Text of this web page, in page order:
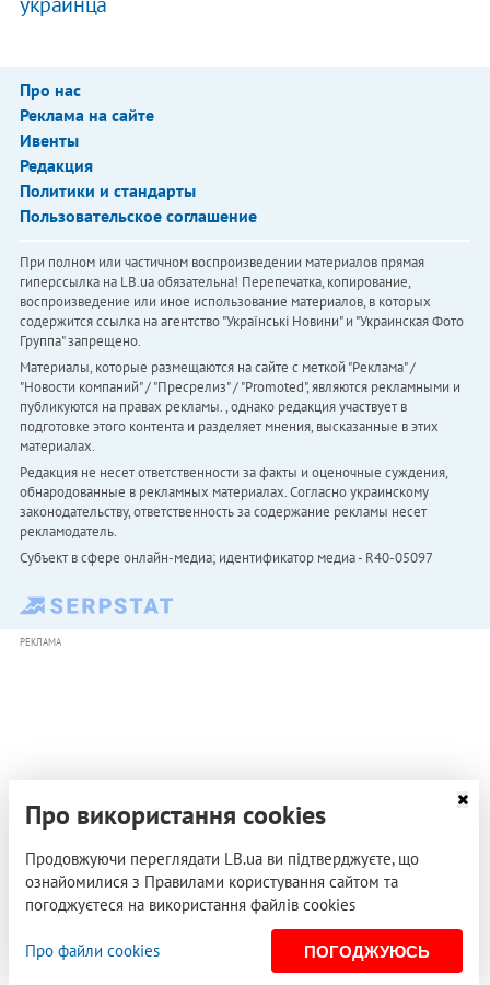
Про нас
Реклама на сайте
Ивенты
Редакция
Политики и стандарты
Пользовательское соглашение
При полном или частичном воспроизведении материалов прямая
гиперссылка на LB.ua обязательна! Перепечатка, копирование,
воспроизведение или иное использование материалов, в которых
содержится ссылка на агентство "Українськi Новини" и "Украинская Фото
Группа" запрещено.
Материалы, которые размещаются на сайте с меткой "Реклама" /
"Новости компаний" / "Пресрелиз" / "Promoted", являются рекламными и
публикуются на правах рекламы. , однако редакция участвует в
подготовке этого контента и разделяет мнения, высказанные в этих
материалах.
Редакция не несет ответственности за факты и оценочные суждения,
обнародованные в рекламных материалах. Согласно украинскому
законодательству, ответственность за содержание рекламы несет
рекламодатель.
Субъект в сфере онлайн-медиа; идентификатор медиа - R40-05097
РЕКЛАМА
Про використання cookies
Продовжуючи переглядати LB.ua ви підтверджуєте, що
ознайомилися з Правилами користування сайтом та
погоджуєтеся на використання файлів cookies
Про файли cookies ПОГОДЖУЮСЬ